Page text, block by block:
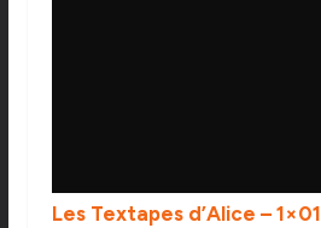
Les Textapes d’Alice – 1×01